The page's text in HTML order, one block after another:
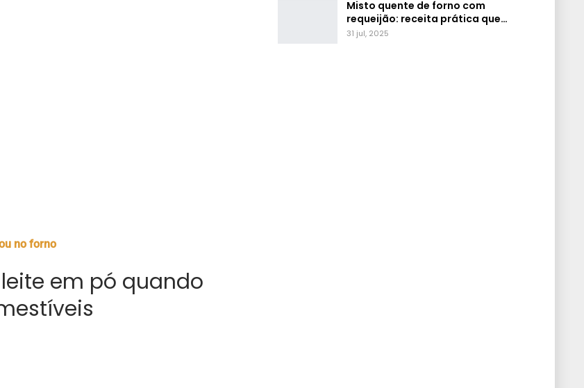
no forno
em pó quando
Misto quente de forno com
requeijão: receita prática que…
31 jul, 2025